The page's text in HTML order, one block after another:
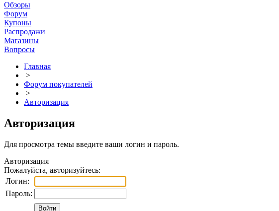
Обзоры
Форум
Купоны
Распродажи
Магазины
Вопросы
Главная
>
Форум покупателей
>
Авторизация
Авторизация
Для просмотра темы введите ваши логин и пароль.
Авторизация
Пожалуйста, авторизуйтесь:
Логин:
Пароль: